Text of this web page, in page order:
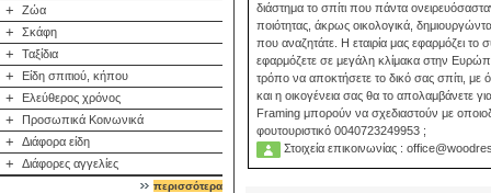
+ Ζώα
+ Σκάφη
+ Ταξίδια
+ Είδη σπιτιού, κήπου
+ Ελεύθερος χρόνος
+ Προσωπικά Κοινωνικά
+ Διάφορα είδη
+ Διάφορες αγγελίες
περισσότερα
διάστημα το σπίτι που πάντα
ποιότητας, άκρως οικολογικά,
που αναζητάτε. Η εταιρία μας εφαρμόζει
εφαρμόζετε σε μεγάλη κλίμακα στην Ευρώπη και στις Η.Π.Α. και
τρόπο να αποκτήσετε το δικό σας σπίτι, με
και η οικογένεια σας θα το απολαμβάνετε
Framing μπορούν να σχεδιαστούν με
φουτουριστικό 0040723249953 ;
Στοιχεία επικοινωνίας :